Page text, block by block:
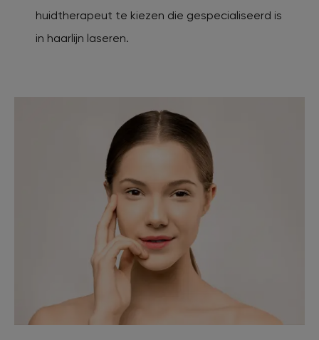
huidtherapeut te kiezen die gespecialiseerd is
in haarlijn laseren.